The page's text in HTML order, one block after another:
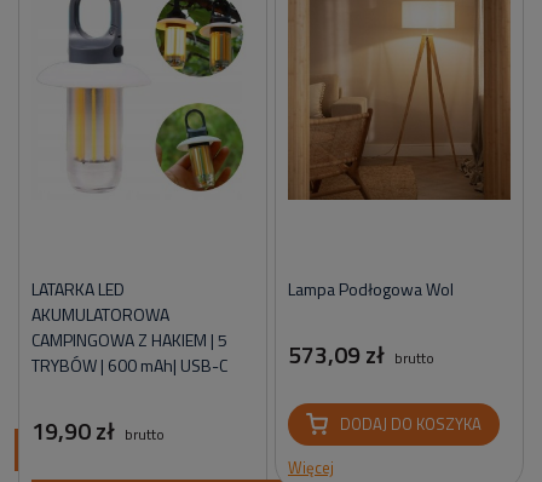
LATARKA LED
AKUMULATOROWA
CAMPINGOWA Z HAKIEM | 5
TRYBÓW | 600 mAh| USB-C
19,90 zł brutto
Lampa Podłogowa Wol
573,09 zł brutto
DODAJ DO KOSZYKA
Więcej